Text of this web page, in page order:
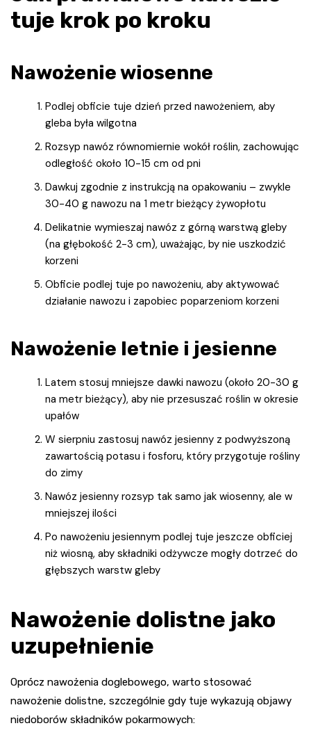
tuje krok po kroku
Nawożenie wiosenne
Podlej obficie tuje dzień przed nawożeniem, aby
gleba była wilgotna
Rozsyp nawóz równomiernie wokół roślin, zachowując
odległość około 10-15 cm od pni
Dawkuj zgodnie z instrukcją na opakowaniu – zwykle
30-40 g nawozu na 1 metr bieżący żywopłotu
Delikatnie wymieszaj nawóz z górną warstwą gleby
(na głębokość 2-3 cm), uważając, by nie uszkodzić
korzeni
Obficie podlej tuje po nawożeniu, aby aktywować
działanie nawozu i zapobiec poparzeniom korzeni
Nawożenie letnie i jesienne
Latem stosuj mniejsze dawki nawozu (około 20-30 g
na metr bieżący), aby nie przesuszać roślin w okresie
upałów
W sierpniu zastosuj nawóz jesienny z podwyższoną
zawartością potasu i fosforu, który przygotuje rośliny
do zimy
Nawóz jesienny rozsyp tak samo jak wiosenny, ale w
mniejszej ilości
Po nawożeniu jesiennym podlej tuje jeszcze obficiej
niż wiosną, aby składniki odżywcze mogły dotrzeć do
głębszych warstw gleby
Nawożenie dolistne jako
uzupełnienie
Oprócz nawożenia doglebowego, warto stosować
nawożenie dolistne, szczególnie gdy tuje wykazują objawy
niedoborów składników pokarmowych: